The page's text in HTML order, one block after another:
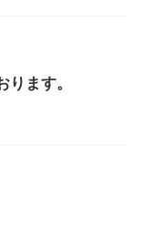
ます。